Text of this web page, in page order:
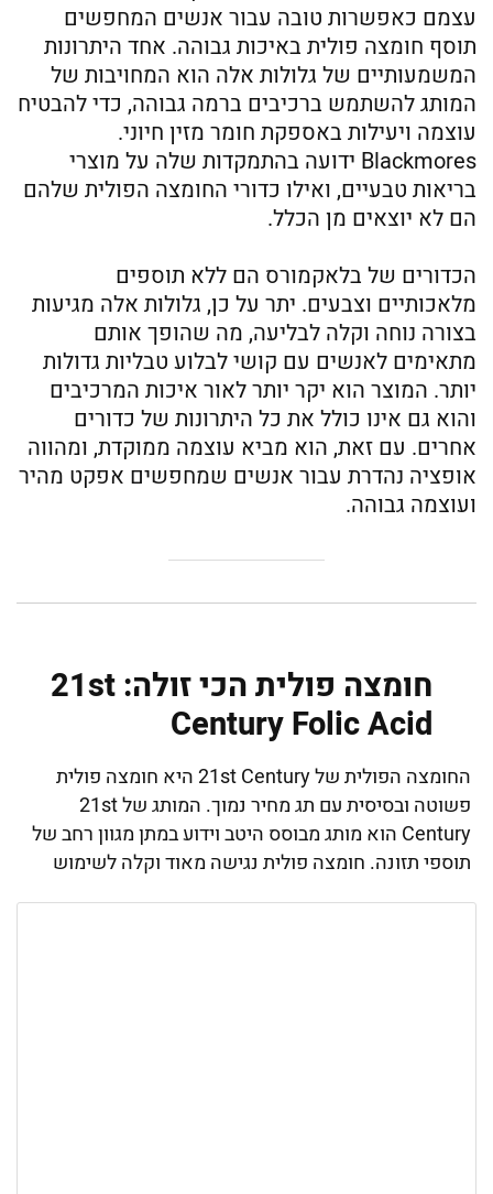
עצמם כאפשרות טובה עבור אנשים המחפשים
תוסף חומצה פולית באיכות גבוהה. אחד היתרונות
המשמעותיים של גלולות אלה הוא המחויבות של
המותג להשתמש ברכיבים ברמה גבוהה, כדי להבטיח
עוצמה ויעילות באספקת חומר מזין חיוני.
Blackmores ידועה בהתמקדות שלה על מוצרי
בריאות טבעיים, ואילו כדורי החומצה הפולית שלהם
הם לא יוצאים מן הכלל.
הכדורים של בלאקמורס הם ללא תוספים
מלאכותיים וצבעים. יתר על כן, גלולות אלה מגיעות
בצורה נוחה וקלה לבליעה, מה שהופך אותם
מתאימים לאנשים עם קושי לבלוע טבליות גדולות
יותר. המוצר הוא יקר יותר לאור איכות המרכיבים
והוא גם אינו כולל את כל היתרונות של כדורים
אחרים. עם זאת, הוא מביא עוצמה ממוקדת, ומהווה
אופציה נהדרת עבור אנשים שמחפשים אפקט מהיר
ועוצמה גבוהה.
חומצה פולית הכי זולה: 21st
Century Folic Acid
החומצה הפולית של 21st Century היא חומצה פולית
פשוטה ובסיסית עם תג מחיר נמוך. המותג של 21st
Century הוא מותג מבוסס היטב וידוע במתן מגוון רחב של
תוספי תזונה. חומצה פולית נגישה מאוד וקלה לשימוש